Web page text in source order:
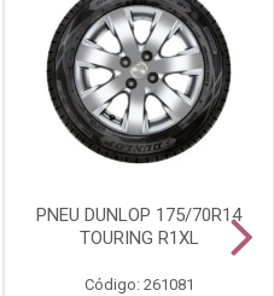
PNEU DUNLOP 175/70R14
TOURING R1XL
Código: 261081